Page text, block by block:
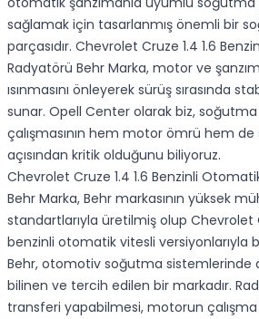
sağlamak için tasarlanmış önemli bir
parçasıdır. Chevrolet Cruze 1.4 1.6
Radyatörü Behr Marka, motor ve
ısınmasını önleyerek sürüş sırasında
sunar. Opell Center olarak biz, soğutma
çalışmasının hem motor ömrü hem
açısından kritik olduğunu biliyoruz.
Chevrolet Cruze 1.4 1.6 Benzinli
Behr Marka, Behr markasının yüksek
standartlarıyla üretilmiş olup Chevrolet
benzinli otomatik vitesli versiyonlarıyla
Behr, otomotiv soğutma sistemlerinde
bilinen ve tercih edilen bir markadır.
transferi yapabilmesi, motorun çalışma